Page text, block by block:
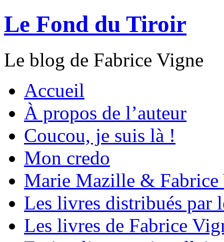
Le Fond du Tiroir
Le blog de Fabrice Vigne
Accueil
À propos de l’auteur
Coucou, je suis là !
Mon credo
Marie Mazille & Fabrice
Les livres distribués par
Les livres de Fabrice